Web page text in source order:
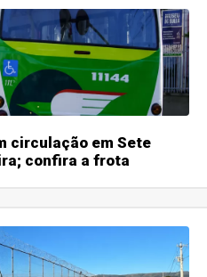
circulação em Sete
confira a frota